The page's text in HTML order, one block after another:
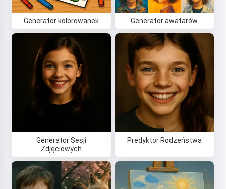
Generator kolorowanek Generator awatarów
Generator Sesji
Zdjęciowych
Predyktor Rodzeństwa
dobranoc dla Twoich dzieci 🌟
Przeczytaj сказkę
Rozpoczynając korzystanie z serwisu, akceptujesz:
Regulamin
Polityka zwrotów